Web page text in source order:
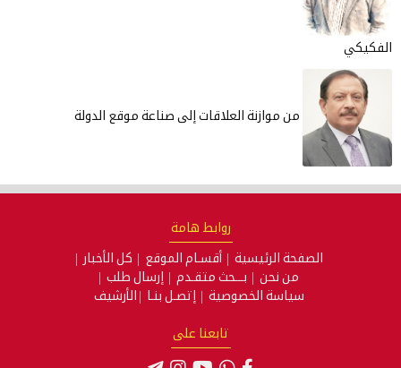
الفكيكي
من موازنة العلاقات إلى صناعة موقع الدولة
روابط هامة
الصفحة الرئيسية أقسـام الموقع
كل الأخبار
من نحن
بـــحث متقـدم
إرسال طلب
سياسة الخصوصية
إتصـل بنـا الأرشيف
تابعنا على